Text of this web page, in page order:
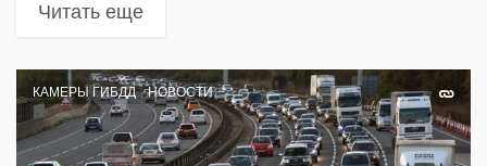
Читать еще
КАМЕРЫ ГИБДД НОВОСТИ